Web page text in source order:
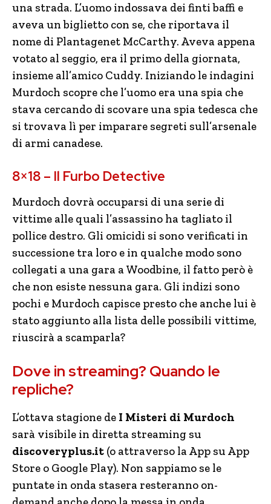
una strada. L’uomo indossava dei finti baffi e
aveva un biglietto con se, che riportava il
nome di Plantagenet McCarthy. Aveva appena
votato al seggio, era il primo della giornata,
insieme all’amico Cuddy. Iniziando le indagini
Murdoch scopre che l’uomo era una spia che
stava cercando di scovare una spia tedesca che
si trovava lì per imparare segreti sull’arsenale
di armi canadese.
8×18 – Il Furbo Detective
Murdoch dovrà occuparsi di una serie di
vittime alle quali l’assassino ha tagliato il
pollice destro. Gli omicidi si sono verificati in
successione tra loro e in qualche modo sono
collegati a una gara a Woodbine, il fatto però è
che non esiste nessuna gara. Gli indizi sono
pochi e Murdoch capisce presto che anche lui è
stato aggiunto alla lista delle possibili vittime,
riuscirà a scamparla?
Dove in streaming? Quando le
repliche?
L’ottava stagione de I Misteri di Murdoch
sarà visibile in diretta streaming su
discoveryplus.it (o attraverso la App su App
Store o Google Play). Non sappiamo se le
puntate in onda stasera resteranno on-